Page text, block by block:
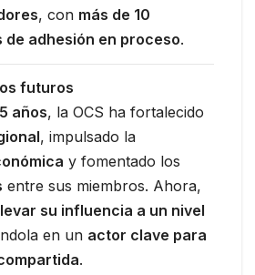
, con más de 10
de adhesión en proceso.
futuros
años, la OCS ha fortalecido
, impulsado la
y fomentado los
entre sus miembros. Ahora,
su influencia a un nivel
en un actor clave para
.